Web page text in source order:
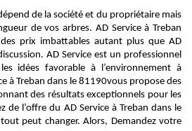
de la société et du propriétaire mais
de vos arbres. AD Service à Treban
prix imbattables autant plus que AD
AD Service est un professionnel
idées favorable à l’environnement à
à Treban dans le 81190vous propose des
des résultats exceptionnels pour les
de l’offre du AD Service à Treban dans le
peut changer. Alors, Demandez votre